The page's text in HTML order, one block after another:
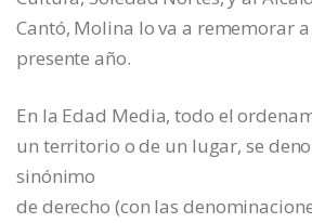
Cantó, Molina lo va a rememorar
presente año.
En la Edad Media, todo el
un territorio o de un lugar, se
sinónimo
de derecho (con las